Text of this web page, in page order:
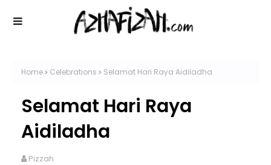
Home Celebrations Selamat Hari Raya Aidiladha
Selamat Hari Raya
Aidiladha
Pizzah